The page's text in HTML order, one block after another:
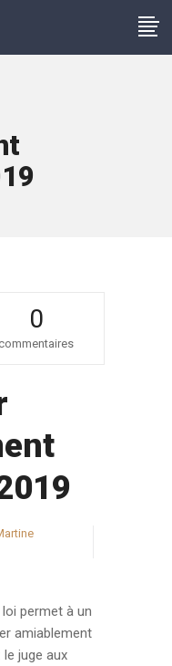
0
commentaires
loi permet à un
amiablement
juge aux